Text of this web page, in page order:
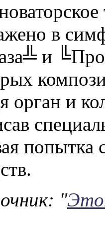
в
и
орган и
попытка
"